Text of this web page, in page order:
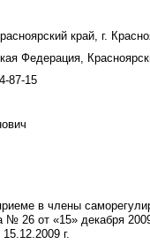
край, г.
Федерация,
87-15
в члены
№ 26 от «15» декабря
г.